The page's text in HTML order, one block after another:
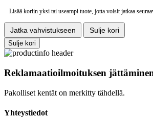
Lisää koriin yksi tai useampi tuote, jotta voisit jatkaa
Jatka vahvistukseen
Sulje kori
Sulje kori
Reklamaatioilmoituksen
Pakolliset kentät on merkitty tähdellä.
Yhteystiedot